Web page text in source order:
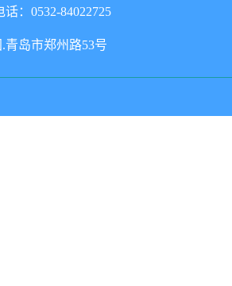
话：0532-84022725
青岛市郑州路53号